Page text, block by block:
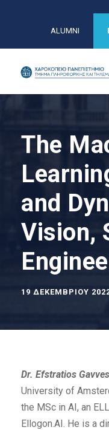
ALUMNI
The
and
Vision,
19 ΔΕΚΕΜΒΡΊΟΥ
Dr. Efstratios Gavves
University of
the MSc in AI, an
Ellogon.AI. He is a